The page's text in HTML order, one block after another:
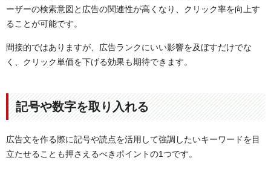
ーザーの検索意図と広告の関連性が高くなり、クリック率を向上す
ることが可能です。
間接的ではありますが、広告ランクにいい影響を及ぼすだけでな
く、クリック単価を下げる効果も期待できます。
記号や数字を取り入れる
広告文を作る際に記号や読点を活用して強調したいキーワードを目
立たせることも押さえるべきポイントの1つです。